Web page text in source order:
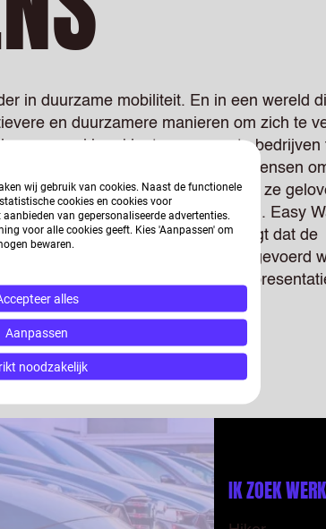
in duurzame mobiliteit. En in een wereld
en duurzamere manieren om zich te
van al hun klanten, van grote bedrijven
stromen. In de basis helpen ze mensen
gaat om veel meer dan dat. Want ze
een glimlach op je gezicht toveren. Easy
(voorheen Leaseplan) en zorgt dat de
belangrijk zijn in de praktijk uitgevoerd
uit te laten voeren door
voorwaarde is.
IK ZOEK WERK
wij gebruik van cookies. Naast de functionele
cookies en cookies voor
van gepersonaliseerde advertenties.
voor alle cookies geeft. Kies 'Aanpassen' om
bewaren.
alles
Aanpassen
noodzakelijk